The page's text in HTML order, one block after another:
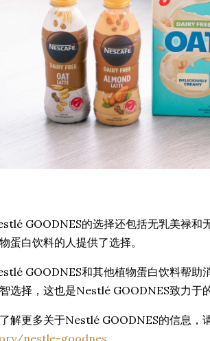
GOODNES的选择还包括无乳美禄和
蛋白饮料的人提供了选择。
GOODNES和其他植物蛋白饮料帮助
选择，这也是Nestlé GOODNES致力于的
解更多关于Nestlé GOODNES的信息，
nestle-goodnes